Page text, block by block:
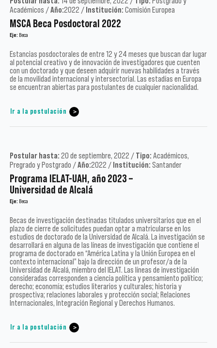
Académicos /Año:2022 / Institución: Comisión Europea
MSCA Beca Posdoctoral 2022
Eje: Beca
Estancias posdoctorales de entre 12 y 24 meses que buscan dar lugar
al potencial creativo y de innovación de investigadores que cuenten
con un doctorado y que deseen adquirir nuevas habilidades a través
de la movilidad internacional y intersectorial. Las estadías en Europa
se encuentran abiertas para postulantes de cualquier nacionalidad.
Ir a la postulación
Postular hasta: 20 de septiembre, 2022 / Tipo: Académicos,
Pregrado y Postgrado /Año:2022 / Institución: Santander
Programa IELAT-UAH, año 2023 –
Universidad de Alcalá
Eje: Beca
Becas de investigación destinadas titulados universitarios que en el
plazo de cierre de solicitudes puedan optar a matricularse en los
estudios de doctorado de la Universidad de Alcalá. La investigación se
desarrollará en alguna de las líneas de investigación que contiene el
programa de doctorado en “América Latina y la Unión Europea en el
contexto internacional” bajo la dirección de un profesor/a de la
Universidad de Alcalá, miembro del IELAT. Las líneas de investigación
consideradas corresponden a ciencia política y pensamiento político;
derecho; economía; estudios literarios y culturales; historia y
prospectiva; relaciones laborales y protección social; Relaciones
Internacionales, Integración Regional y Derechos Humanos.
Ir a la postulación